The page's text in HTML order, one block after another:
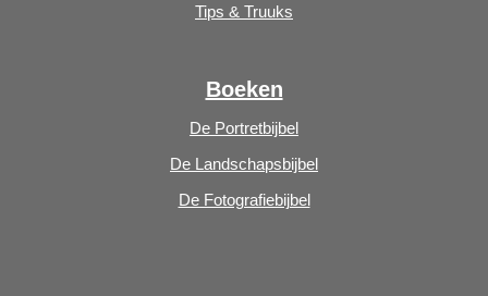
Tips & Truuks
Boeken
De Portretbijbel
De Landschapsbijbel
De Fotografiebijbel